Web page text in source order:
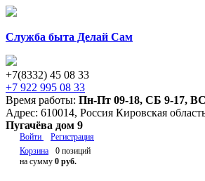
Служба быта Делай Сам
+7(8332) 45 08 33
+7 922 995 08 33
Время работы: Пн-Пт 09-18, СБ 9-17,
Адрес: 610014, Россия Кировская
Пугачёва дом 9
Войти
Регистрация
Корзина
0 позиций
на сумму 0 руб.